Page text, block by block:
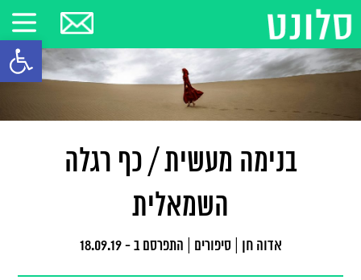
פתח
בנימה מעשית / כף רגלה
השמאלית
אדוה חן סיפורים התפרסם ב - 18.09.19